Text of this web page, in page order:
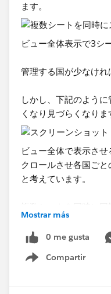
ます。
ビュー全体表示で3シ
管理する国が少なけれ
しかし、下記のよう
くなり見づらくなりま
ビュー全体で表示さ
クロールさせ各国ご
と考えています。
複数シートを同時に同
ような方法があるでし
Mostrar más
0 me gusta
Compartir
Show menu